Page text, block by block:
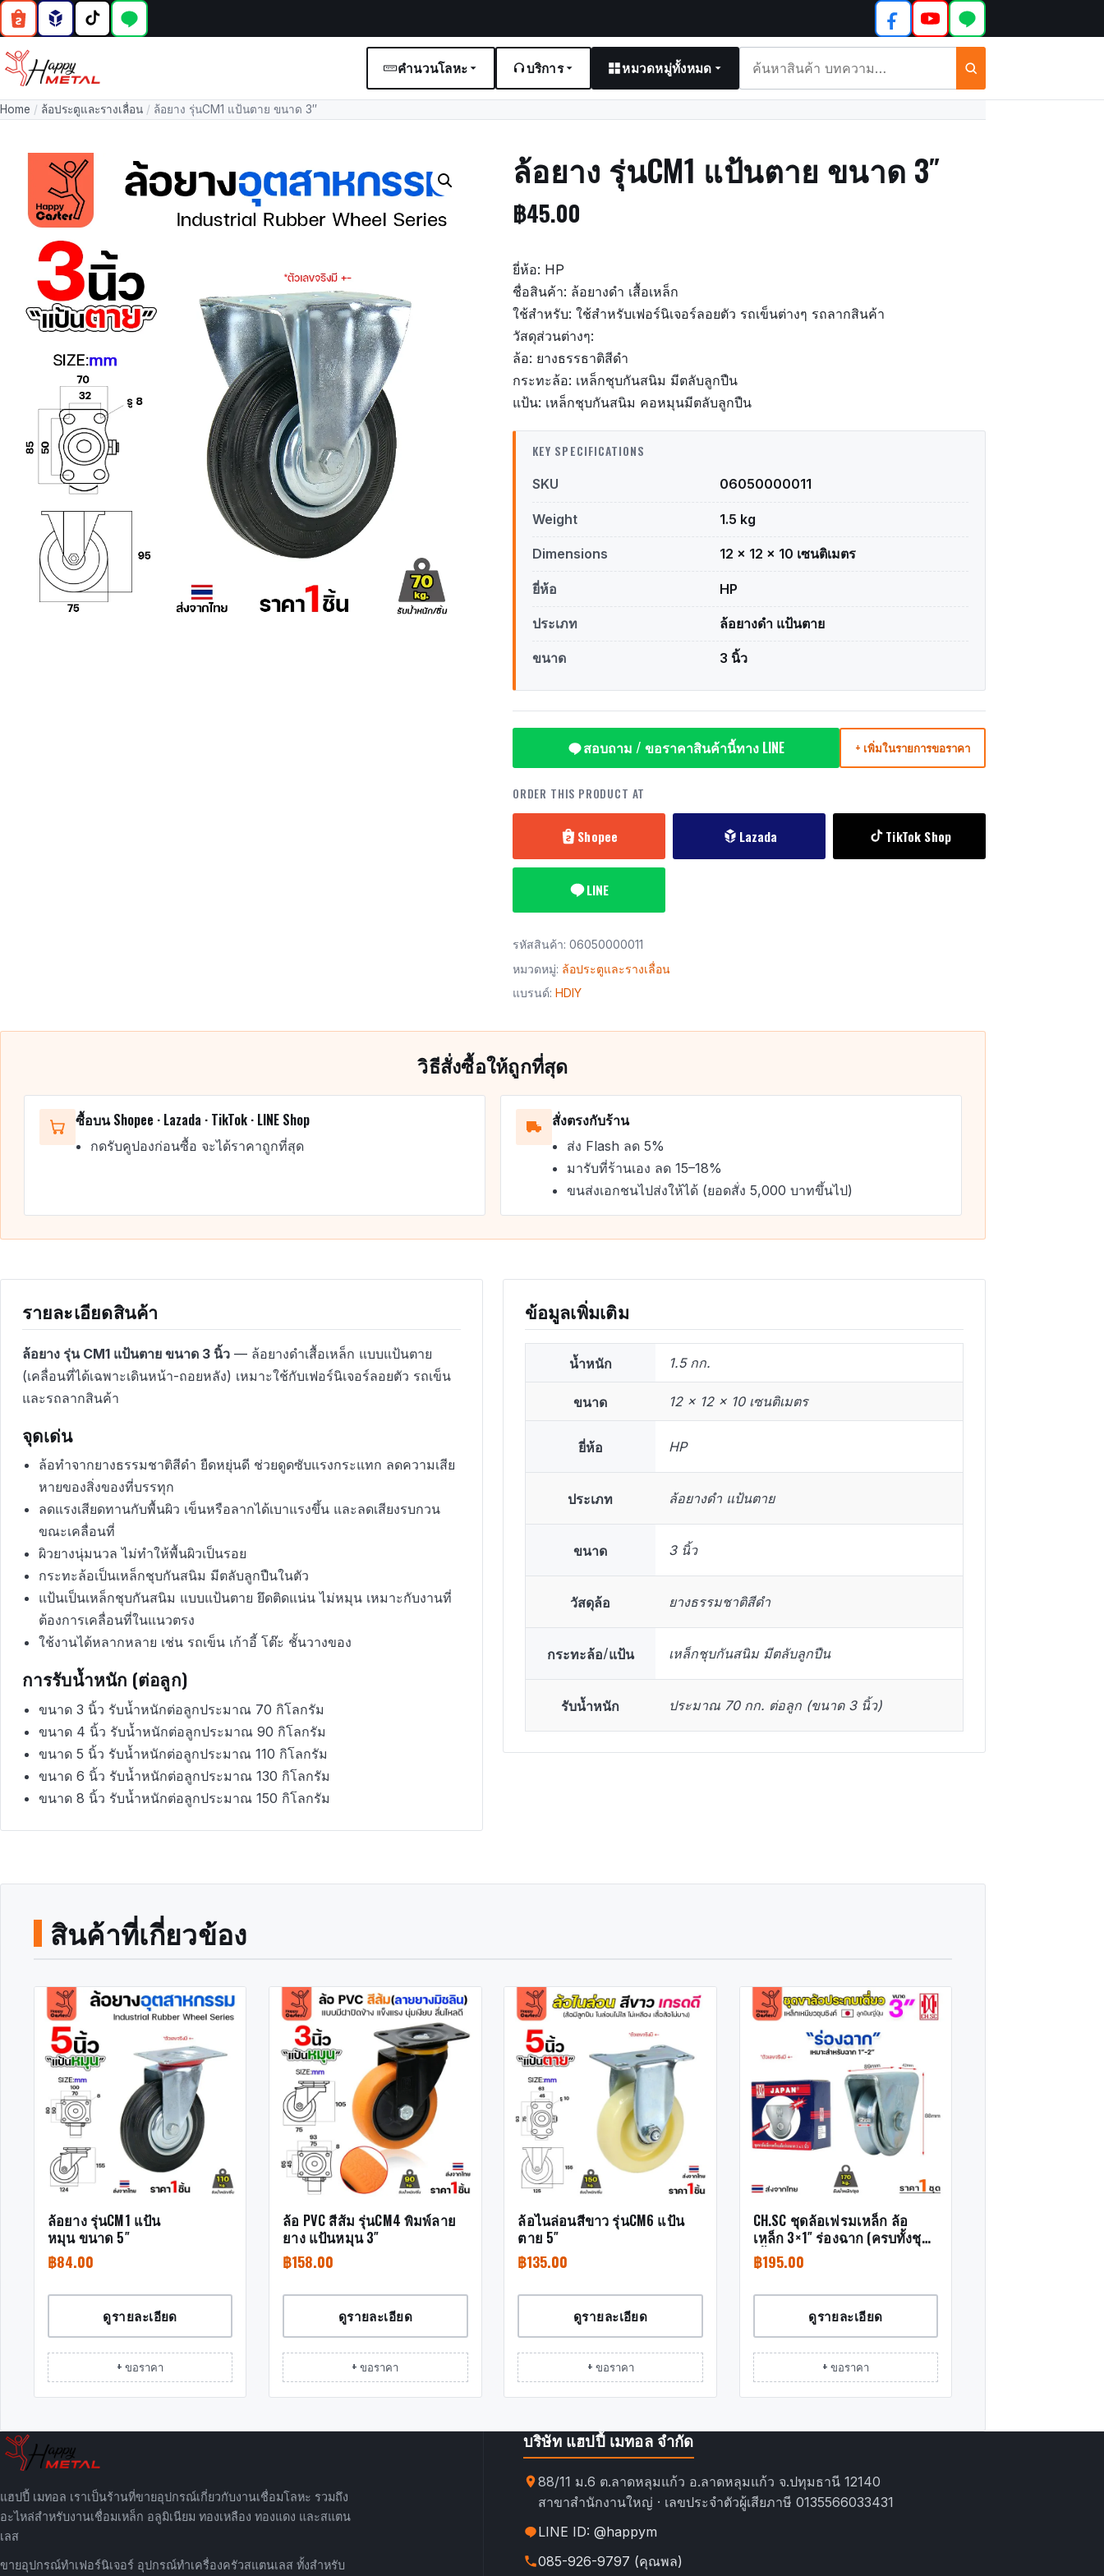
คำนวนโลหะ บริการ หมวดหมู่ทั้งหมด
และ
บทความ
Home / ล้อประตูและรางเลื่อน / ล้อยาง รุ่นCM1 แป้นตาย ขนาด 3″
ล้อยาง รุ่นCM1 แป้นตาย ขนาด 3″
฿45.00
ยี่ห้อ: HP
ชื่อสินค้า: ล้อยางดำ เสื้อเหล็ก
ใช้สำหรับ: ใช้สำหรับเฟอร์นิเจอร์ลอยตัว รถเข็นต่างๆ รถลากสินค้า
วัสดุส่วนต่างๆ:
ล้อ: ยางธรรธาติสีดำ
กระทะล้อ: เหล็กชุบกันสนิม มีตลับลูกปืน
แป้น: เหล็กชุบกันสนิม คอหมุนมีตลับลูกปืน
KEY SPECIFICATIONS
SKU 06050000011
Weight 1.5 kg
Dimensions 12 × 12 × 10 เซนติเมตร
ยี่ห้อ HP
ประเภท ล้อยางดำ แป้นตาย
ขนาด 3 นิ้ว
สอบถาม / ขอราคาสินค้านี้ทาง LINE + เพิ่มในรายการขอราคา
ORDER THIS PRODUCT AT
Shopee Lazada TikTok Shop
LINE
รหัสสินค้า: 06050000011
หมวดหมู่: ล้อประตูและรางเลื่อน
แบรนด์: HDIY
วิธีสั่งซื้อให้ถูกที่สุด
ซื้อบน Shopee · Lazada · TikTok · LINE Shop
กดรับคูปองก่อนซื้อ จะได้ราคาถูกที่สุด
สั่งตรงกับร้าน
ส่ง Flash ลด 5%
มารับที่ร้านเอง ลด 15–18%
ขนส่งเอกชนไปส่งให้ได้ (ยอดสั่ง 5,000 บาทขึ้นไป)
รายละเอียดสินค้า
ล้อยาง รุ่น CM1 แป้นตาย ขนาด 3 นิ้ว— ล้อยางดำเสื้อเหล็ก แบบแป้นตาย
(เคลื่อนที่ได้เฉพาะเดินหน้า-ถอยหลัง) เหมาะใช้กับเฟอร์นิเจอร์ลอยตัว รถเข็น
และรถลากสินค้า
จุดเด่น
ล้อทำจากยางธรรมชาติสีดำ ยืดหยุ่นดี ช่วยดูดซับแรงกระแทก ลดความเสีย
หายของสิ่งของที่บรรทุก
ลดแรงเสียดทานกับพื้นผิว เข็นหรือลากได้เบาแรงขึ้น และลดเสียงรบกวน
ขณะเคลื่อนที่
ผิวยางนุ่มนวล ไม่ทำให้พื้นผิวเป็นรอย
กระทะล้อเป็นเหล็กชุบกันสนิม มีตลับลูกปืนในตัว
แป้นเป็นเหล็กชุบกันสนิม แบบแป้นตาย ยึดติดแน่น ไม่หมุน เหมาะกับงานที่
ต้องการเคลื่อนที่ในแนวตรง
ใช้งานได้หลากหลาย เช่น รถเข็น เก้าอี้ โต๊ะ ชั้นวางของ
การรับน้ำหนัก (ต่อลูก)
ขนาด 3 นิ้ว รับน้ำหนักต่อลูกประมาณ 70 กิโลกรัม
ขนาด 4 นิ้ว รับน้ำหนักต่อลูกประมาณ 90 กิโลกรัม
ขนาด 5 นิ้ว รับน้ำหนักต่อลูกประมาณ 110 กิโลกรัม
ขนาด 6 นิ้ว รับน้ำหนักต่อลูกประมาณ 130 กิโลกรัม
ขนาด 8 นิ้ว รับน้ำหนักต่อลูกประมาณ 150 กิโลกรัม
ข้อมูลเพิ่มเติม
น้ำหนัก 1.5 กก.
ขนาด 12 × 12 × 10 เซนติเมตร
ยี่ห้อ HP
ประเภท ล้อยางดำ แป้นตาย
ขนาด 3 นิ้ว
วัสดุล้อ ยางธรรมชาติสีดำ
กระทะล้อ/แป้น เหล็กชุบกันสนิม มีตลับลูกปืน
รับน้ำหนัก ประมาณ 70 กก. ต่อลูก (ขนาด 3 นิ้ว)
สินค้าที่เกี่ยวข้อง
ล้อยาง รุ่นCM1 แป้น
หมุน ขนาด 5″
฿84.00
ดูรายละเอียด
+ ขอราคา
ล้อ PVC สีส้ม รุ่นCM4 พิมพ์ลาย
ยาง แป้นหมุน 3″
฿158.00
ดูรายละเอียด
+ ขอราคา
ล้อไนล่อนสีขาว รุ่นCM6 แป้น
ตาย 5″
฿135.00
ดูรายละเอียด
+ ขอราคา
CH.SC ชุดล้อเฟรมเหล็ก ล้อ
เหล็ก 3×1″ ร่องฉาก (ครบทั้งชุด
เสื้อ+ล้อ)
฿195.00
ดูรายละเอียด
+ ขอราคา
แฮปปี้ เมทอล เราเป็นร้านที่ขายอุปกรณ์เกี่ยวกับงานเชื่อมโลหะ รวมถึง
อะไหล่สำหรับงานเชื่อมเหล็ก อลูมิเนียม ทองเหลือง ทองแดง และสแตน
เลส
ขายอุปกรณ์ทำเฟอร์นิเจอร์ อุปกรณ์ทำเครื่องครัวสแตนเลส ทั้งสำหรับ
บริษัท แฮปปี้ เมทอล จำกัด
88/11 ม.6 ต.ลาดหลุมแก้ว อ.ลาดหลุมแก้ว จ.ปทุมธานี 12140
สาขาสำนักงานใหญ่ · เลขประจำตัวผู้เสียภาษี 0135566033431
LINE ID: @happym
085-926-9797 (คุณพล)